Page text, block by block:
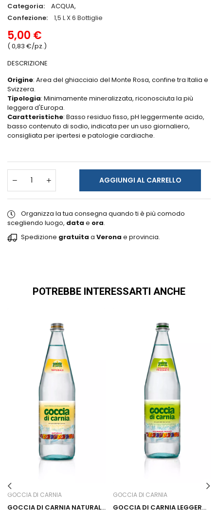
Categoria:
ACQUA,
Confezione:
1,5 L X 6 Bottiglie
5,00 €
( 0,83 €/pz.)
DESCRIZIONE
Origine: Area del ghiacciaio del Monte Rosa, confine tra Italia e
Svizzera.
Tipologia: Minimamente mineralizzata, riconosciuta la più
leggera d'Europa.
Caratteristiche: Basso residuo fisso, pH leggermente acido,
basso contenuto di sodio, indicata per un uso giornaliero,
consigliata per ipertesi e patologie cardiache.
AGGIUNGI AL CARRELLO
Organizza la tua consegna quando ti è più comodo
scegliendo luogo, data e ora.
Spedizione gratuita a Verona e provincia.
POTREBBE INTERESSARTI ANCHE
GOCCIA DI CARNIA
GOCCIA DI CARNIA NATURALE 1 L
GOCCIA DI CARNIA
GOCCIA DI CARNIA LEGGERMENTE 1 L